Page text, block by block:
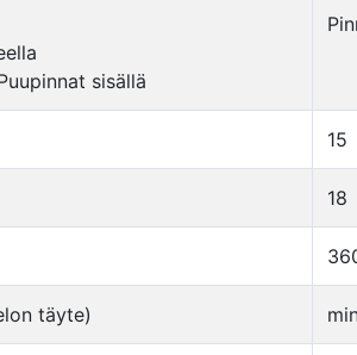
sisällä
15
18
täyte)